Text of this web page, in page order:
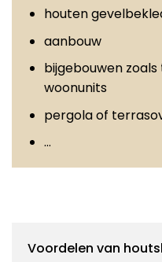
houten
aanbouw
bijgebouwen zoals
woonunits
pergola of
…
Voordelen van